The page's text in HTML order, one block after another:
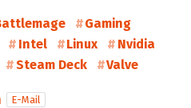
Gaming
Intel Linux
Nvidia
Steam Deck Valve
E-Mail